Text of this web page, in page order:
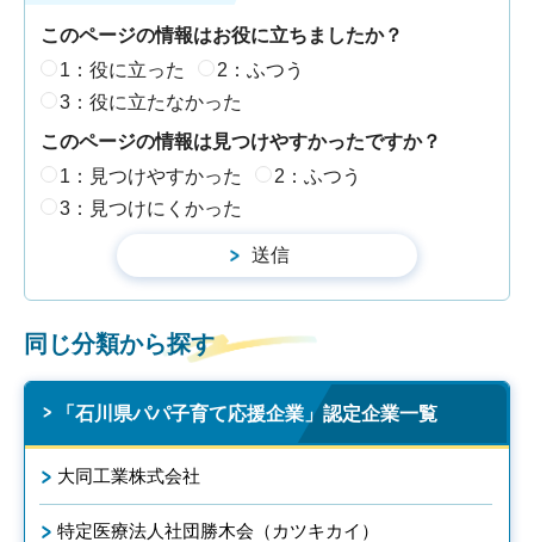
このページの情報はお役に立ちましたか？
1：役に立った
2：ふつう
3：役に立たなかった
このページの情報は見つけやすかったですか？
1：見つけやすかった
2：ふつう
3：見つけにくかった
同じ分類から探す
「石川県パパ子育て応援企業」認定企業一覧
大同工業株式会社
特定医療法人社団勝木会（カツキカイ）